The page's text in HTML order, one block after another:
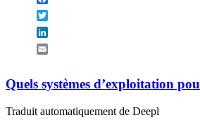
Quels systèmes d’exploitation
Traduit automatiquement de Deepl